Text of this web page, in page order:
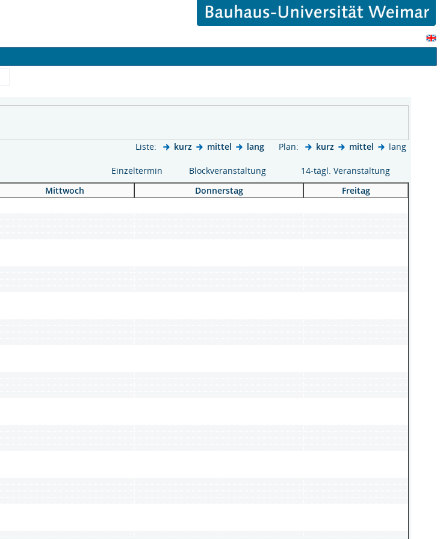
Liste: kurz mittel lang Plan: kurz mittel lang
Einzeltermin Blockveranstaltung
14-tägl. Veranstaltung
Mittwoch Donnerstag
Freitag